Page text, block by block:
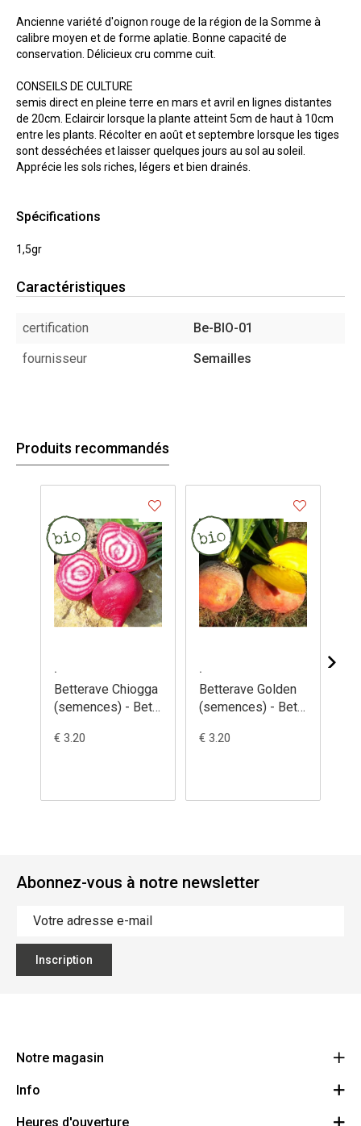
Ancienne variété d'oignon rouge de la région de la Somme à
calibre moyen et de forme aplatie. Bonne capacité de
conservation. Délicieux cru comme cuit.
CONSEILS DE CULTURE
semis direct en pleine terre en mars et avril en lignes distantes
de 20cm. Eclaircir lorsque la plante atteint 5cm de haut à 10cm
entre les plants. Récolter en août et septembre lorsque les tiges
sont desséchées et laisser quelques jours au sol au soleil.
Apprécie les sols riches, légers et bien drainés.
Spécifications
1,5gr
Caractéristiques
certification
Be-BIO-01
fournisseur
Semailles
Produits recommandés
.
Betterave Chiogga
(semences) - Beta
Conditiva
€ 3.20
.
Betterave Golden
(semences) - Beta
€ 3.20
Abonnez-vous à notre newsletter
Inscription
Notre magasin
Ecoflora
Info
Offres d'emploi
Heures d'ouverture